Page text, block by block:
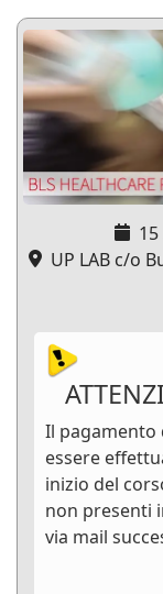
UP LAB c/o
Il pagamento
essere
inizio del
non presenti
via mail